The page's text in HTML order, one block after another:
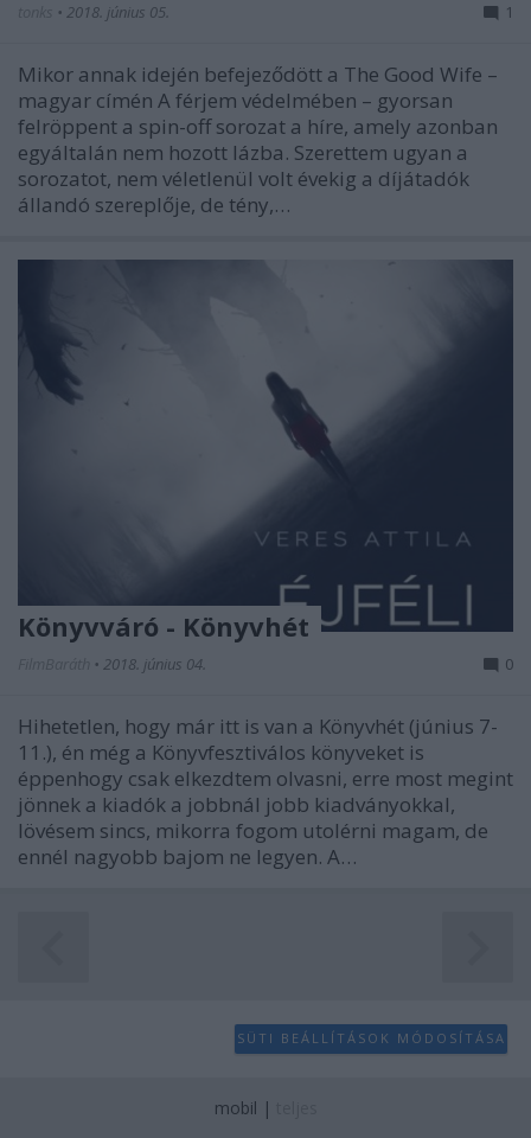
• 2018. június 05. 1
Mikor annak idején befejeződött a The Good Wife –
magyar címén A férjem védelmében – gyorsan
felröppent a spin-off sorozat a híre, amely azonban
egyáltalán nem hozott lázba. Szerettem ugyan a
sorozatot, nem véletlenül volt évekig a díjátadók
állandó szereplője, de tény,…
Könyvváró - Könyvhét
• 2018. június 04. 0
Hihetetlen, hogy már itt is van a Könyvhét (június 7-
11.), én még a Könyvfesztiválos könyveket is
éppenhogy csak elkezdtem olvasni, erre most megint
jönnek a kiadók a jobbnál jobb kiadványokkal,
lövésem sincs, mikorra fogom utolérni magam, de
ennél nagyobb bajom ne legyen. A…
SÜTI BEÁLLÍTÁSOK MÓDOSÍTÁSA
mobil |